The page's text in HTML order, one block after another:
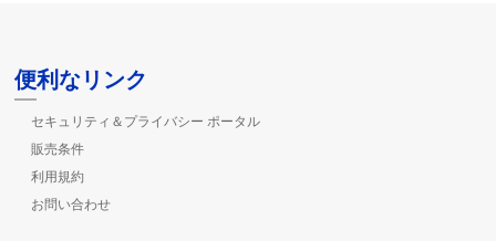
便利なリンク
セキュリティ＆プライバシー ポータル
販売条件
利用規約
お問い合わせ